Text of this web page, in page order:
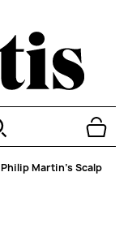
Philip Martin’s Scalp